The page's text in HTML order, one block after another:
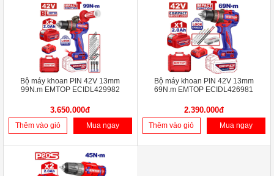
Bộ máy khoan PIN 42V 13mm
99N.m EMTOP ECIDL429982
3.650.000đ
Thêm vào giỏ Mua ngay
Bộ máy khoan PIN 42V 13mm
69N.m EMTOP ECIDL426981
2.390.000đ
Thêm vào giỏ Mua ngay